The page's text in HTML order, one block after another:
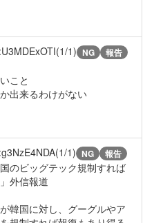
1) NG 報告
こと
出来るわけがない
1) NG 報告
のビッグテック規制すれば
外信報道
韓国に対し、グーグルやア